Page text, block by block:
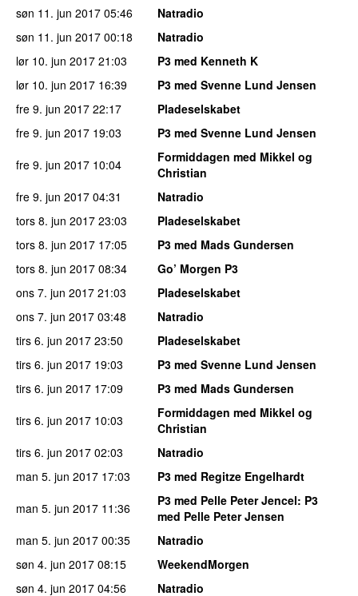
søn 11. jun 2017 05:46
Natradio
søn 11. jun 2017 00:18
Natradio
lør 10. jun 2017 21:03
P3 med Kenneth K
lør 10. jun 2017 16:39
P3 med Svenne Lund Jensen
fre 9. jun 2017 22:17
Pladeselskabet
fre 9. jun 2017 19:03
P3 med Svenne Lund Jensen
fre 9. jun 2017 10:04
Formiddagen med Mikkel og
Christian
fre 9. jun 2017 04:31
Natradio
tors 8. jun 2017 23:03
Pladeselskabet
tors 8. jun 2017 17:05
P3 med Mads Gundersen
tors 8. jun 2017 08:34
Go’ Morgen P3
ons 7. jun 2017 21:03
Pladeselskabet
ons 7. jun 2017 03:48
Natradio
tirs 6. jun 2017 23:50
Pladeselskabet
tirs 6. jun 2017 19:03
P3 med Svenne Lund Jensen
tirs 6. jun 2017 17:09
P3 med Mads Gundersen
tirs 6. jun 2017 10:03
Formiddagen med Mikkel og
Christian
tirs 6. jun 2017 02:03
Natradio
man 5. jun 2017 17:03
P3 med Regitze Engelhardt
man 5. jun 2017 11:36 P3 med Pelle Peter Jencel: P3
med Pelle Peter Jensen
man 5. jun 2017 00:35
Natradio
søn 4. jun 2017 08:15
WeekendMorgen
søn 4. jun 2017 04:56 Natradio